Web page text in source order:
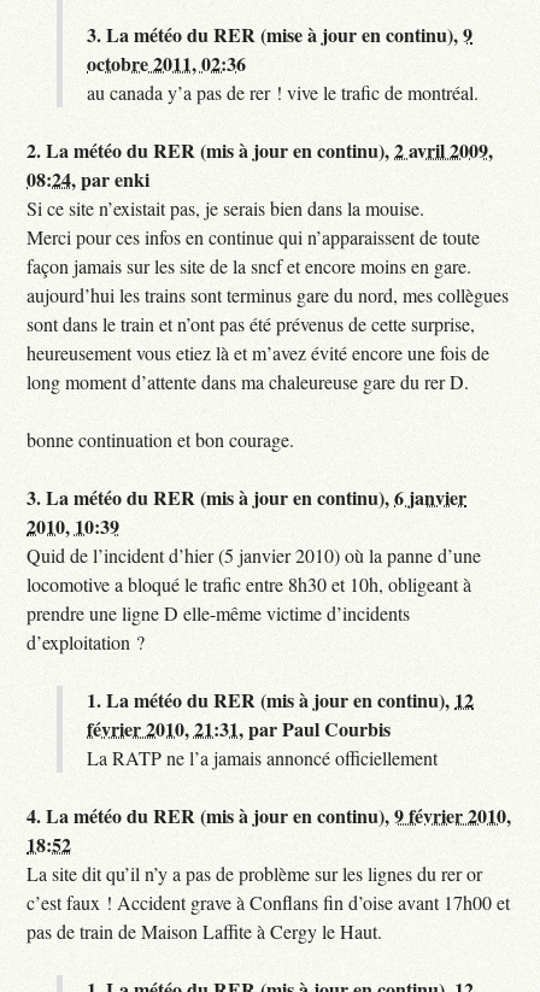
3.La météo du RER (mise à jour en continu),9
octobre 2011, 02:36
au canada y’a pas de rer ! vive le trafic de montréal.
2.La météo du RER (mis à jour en continu),2 avril 2009,
08:24,parenki
Si ce site n’existait pas, je serais bien dans la mouise.
Merci pour ces infos en continue qui n’apparaissent de toute
façon jamais sur les site de la sncf et encore moins en gare.
aujourd’hui les trains sont terminus gare du nord, mes collègues
sont dans le train et n’ont pas été prévenus de cette surprise,
heureusement vous etiez là et m’avez évité encore une fois de
long moment d’attente dans ma chaleureuse gare du rer D.
bonne continuation et bon courage.
3.La météo du RER (mis à jour en continu),6 janvier
2010, 10:39
Quid de l’incident d’hier (5 janvier 2010) où la panne d’une
locomotive a bloqué le trafic entre 8h30 et 10h, obligeant à
prendre une ligne D elle-même victime d’incidents
d’exploitation ?
1.La météo du RER (mis à jour en continu), 12
février 2010, 21:31,parPaul Courbis
La RATP ne l’a jamais annoncé officiellement
4.La météo du RER (mis à jour en continu),9 février 2010,
18:52
La site dit qu’il n’y a pas de problème sur les lignes du rer or
c’est faux ! Accident grave à Conflans fin d’oise avant 17h00 et
pas de train de Maison Laffite à Cergy le Haut.